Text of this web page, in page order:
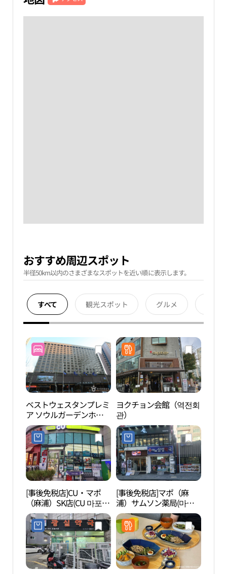
おすすめ周辺スポット
半径50km以内のさまざまなスポットを近い順に表示します。
すべて 観光スポット グルメ
ベストウェスタンプレミ
ア ソウルガーデンホテ
ル（베스트웨스턴 프리
미어 서울가든호텔）
ヨクチョン会館（역전회
관）
[事後免税店]CU・マポ
（麻浦）SK店(CU 마포
SK점)
[事後免税店]マポ（麻
浦）サムソン薬局(마포
삼성약국)